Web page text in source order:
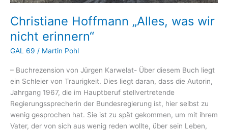
Christiane Hoffmann „Alles, was wir
nicht erinnern“
GAL 69 / Martin Pohl
– Buchrezension von Jürgen Karwelat- Über diesem Buch liegt
ein Schleier von Traurigkeit. Dies liegt daran, dass die Autorin,
Jahrgang 1967, die im Hauptberuf stellvertretende
Regierungssprecherin der Bundesregierung ist, hier selbst zu
wenig gesprochen hat. Sie ist zu spät gekommen, um mit ihrem
Vater, der von sich aus wenig reden wollte, über sein Leben,